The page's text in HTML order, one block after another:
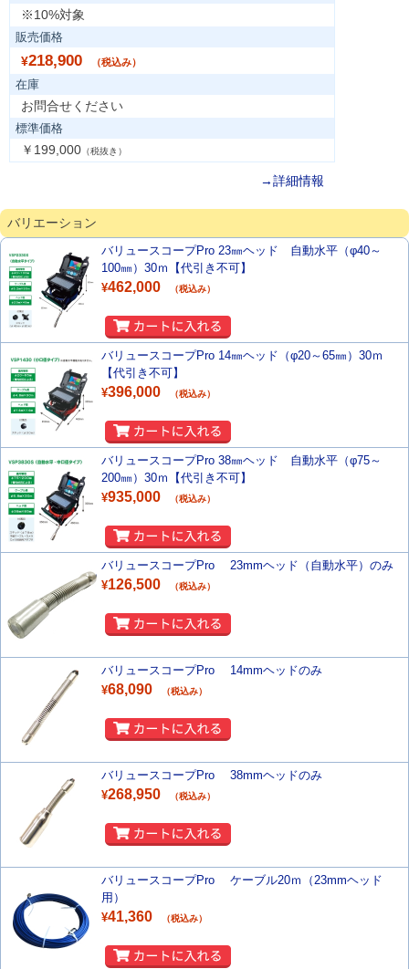
※10%対象
販売価格
¥218,900 （税込み）
在庫
お問合せください
標準価格
￥199,000 （税抜き）
→詳細情報
バリエーション
バリュースコープPro 23㎜ヘッド 自動水平（φ40～
100㎜）30ｍ【代引き不可】
¥462,000 （税込み）
バリュースコープPro 14㎜ヘッド（φ20～65㎜）30ｍ
【代引き不可】
¥396,000 （税込み）
バリュースコープPro 38㎜ヘッド 自動水平（φ75～
200㎜）30ｍ【代引き不可】
¥935,000 （税込み）
バリュースコープPro 23mmヘッド（自動水平）のみ
¥126,500 （税込み）
バリュースコープPro 14mmヘッドのみ
¥68,090 （税込み）
バリュースコープPro 38mmヘッドのみ
¥268,950 （税込み）
バリュースコープPro ケーブル20ｍ（23mmヘッド
用）
¥41,360 （税込み）